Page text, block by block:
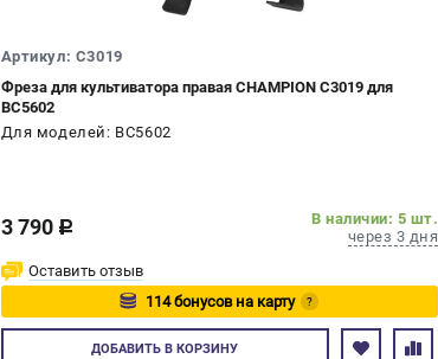
Артикул: C3019
Фреза для культиватора правая CHAMPION C3019 для
BC5602
Для моделей: BC5602
3 790 c
В наличии: 5 шт.
через 3 дня
Оставить отзыв
114 бонусов на карту
?
Авторизуйтесь
ДОБАВИТЬ В КОРЗИНУ